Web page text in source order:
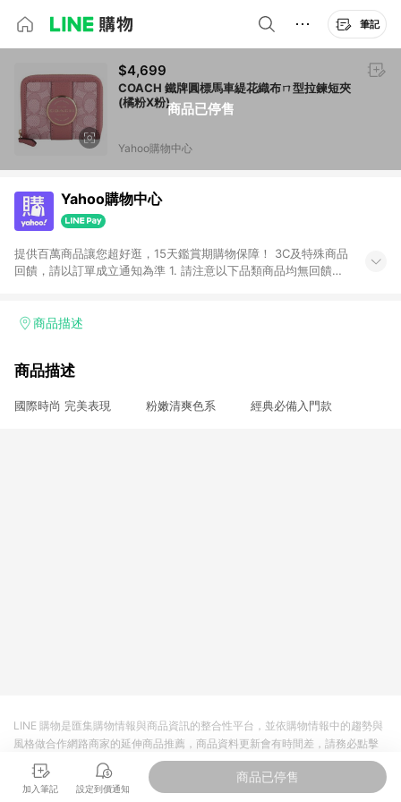
筆記
商品已停售
$4,699
COACH 鐵牌圓標馬車緹花織布ㄇ型拉鍊短夾
(橘粉X粉)
Yahoo購物中心
Yahoo購物中心
提供百萬商品讓您超好逛，15天鑑賞期購物保障！ 3C及特殊商品
回饋，請以訂單成立通知為準 1. 請注意以下品類商品均無回饋：
電玩/遊戲/相機/單眼/鏡頭/拍立得 [2024/6/1起適用] -內接硬
的購回饋活動享Yahoo超贈點回饋者 - 購物中心商店之商品：商
3. 訂單回饋金額將扣除運費/購物金/超贈點/福利金/紅利折抵/折
商品描述
商品描述
國際時尚 完美表現 粉嫩清爽色系 經典必備入門款
加入筆記 設定到價通知
商品已停售
LINE 購物是匯集購物情報與商品資訊的整合性平台，並依購物情報中的趨勢與
風格做合作網路商家的延伸商品推薦，商品資料更新會有時間差，請務必點擊
商品至各合作網路商家，確認現售價與購物條件，一切資訊以合作廠商網頁為
準。